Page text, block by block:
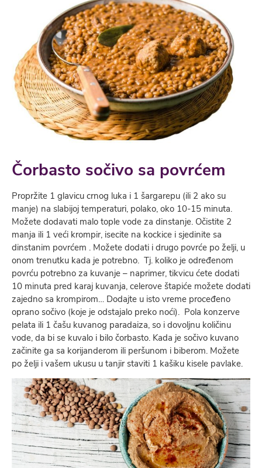
Čorbasto sočivo sa povrćem
Propržite 1 glavicu crnog luka i 1 šargarepu (ili 2 ako su
manje) na slabijoj temperaturi, polako, oko 10-15 minuta.
Možete dodavati malo tople vode za dinstanje. Očistite 2
manja ili 1 veći krompir, isecite na kockice i sjedinite sa
dinstanim povrćem . Možete dodati i drugo povrće po želji, u
onom trenutku kada je potrebno. Tj. koliko je određenom
povrću potrebno za kuvanje – naprimer, tikvicu ćete dodati
10 minuta pred karaj kuvanja, celerove štapiće možete dodati
zajedno sa krompirom… Dodajte u isto vreme proceđeno
oprano sočivo (koje je odstajalo preko noći). Pola konzerve
pelata ili 1 čašu kuvanog paradaiza, so i dovoljnu količinu
vode, da bi se kuvalo i bilo čorbasto. Kada je sočivo kuvano
začinite ga sa korijanderom ili peršunom i biberom. Možete
po želji i vašem ukusu u tanjir staviti 1 kašiku kisele pavlake.